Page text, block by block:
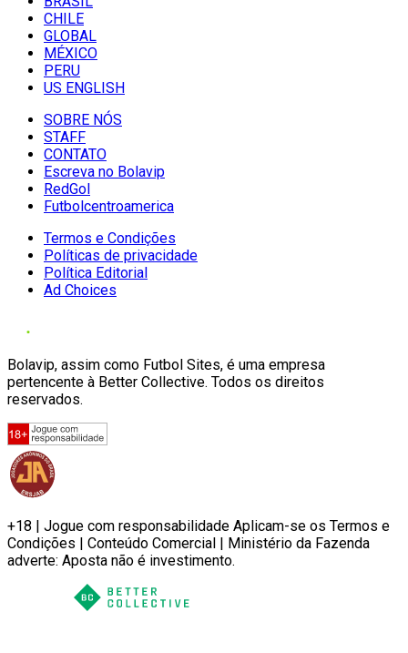
CHILE
GLOBAL
MÉXICO
PERU
US ENGLISH
SOBRE NÓS
STAFF
CONTATO
Escreva no Bolavip
RedGol
Futbolcentroamerica
Termos e Condições
Políticas de privacidade
Política Editorial
Ad Choices
Bolavip, assim como Futbol Sites, é uma empresa
pertencente à Better Collective. Todos os direitos
reservados.
+18 | Jogue com responsabilidade Aplicam-se os Termos e
Condições | Conteúdo Comercial | Ministério da Fazenda
adverte: Aposta não é investimento.